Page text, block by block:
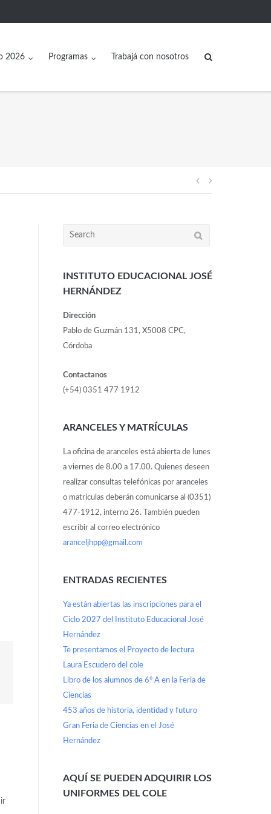
2026 Programas Trabajá con nosotros
INSTITUTO EDUCACIONAL JOSÉ
HERNÁNDEZ
Dirección
Pablo de Guzmán 131, X5008 CPC,
Córdoba
Contactanos
(+54) 0351 477 1912
ARANCELES Y MATRÍCULAS
La oficina de aranceles está abierta de lunes
a viernes de 8.00 a 17.00. Quienes deseen
realizar consultas telefónicas por aranceles
o matrículas deberán comunicarse al (0351)
477-1912, interno 26. También pueden
escribir al correo electrónico
aranceljhpp@gmail.com
ENTRADAS RECIENTES
Ya están abiertas las inscripciones para el
Ciclo 2027 del Instituto Educacional José
Hernández
Te presentamos el Proyecto de lectura
Laura Escudero del cole
Libro de los alumnos de 6° A en la Feria de
Ciencias
453 años de historia, identidad y futuro
Gran Feria de Ciencias en el José
Hernández
AQUÍ SE PUEDEN ADQUIRIR LOS
UNIFORMES DEL COLE